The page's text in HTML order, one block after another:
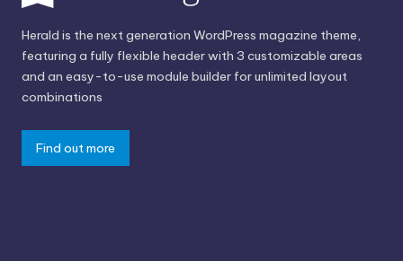
Herald is the next generation WordPress magazine theme,
featuring a fully flexible header with 3 customizable areas
and an easy-to-use module builder for unlimited layout
combinations
Find out more